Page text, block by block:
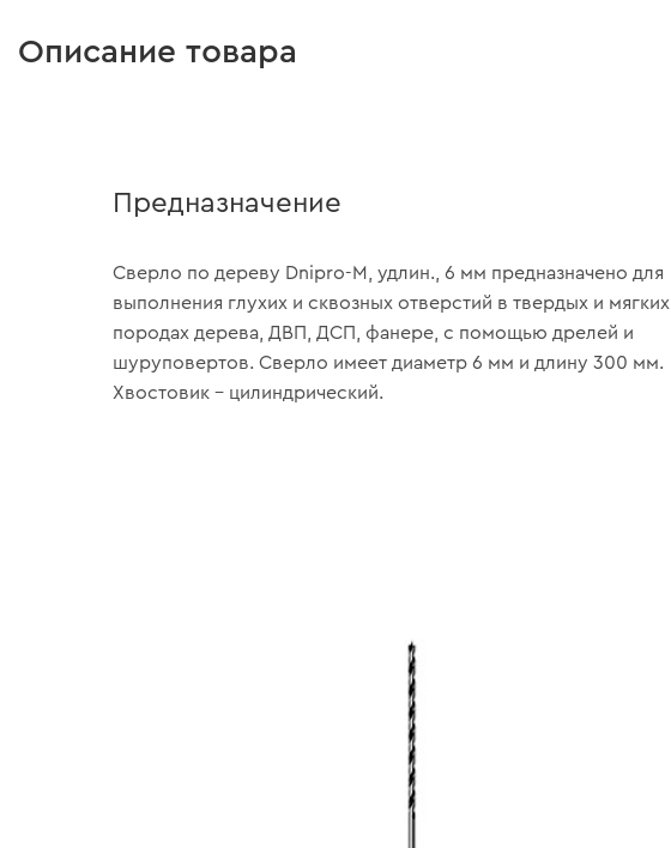
Описание товара
Предназначение
Сверло по дереву Dnipro-M, удлин., 6 мм предназначено для
выполнения глухих и сквозных отверстий в твердых и мягких
породах дерева, ДВП, ДСП, фанере, с помощью дрелей и
шуруповертов. Сверло имеет диаметр 6 мм и длину 300 мм.
Хвостовик – цилиндрический.